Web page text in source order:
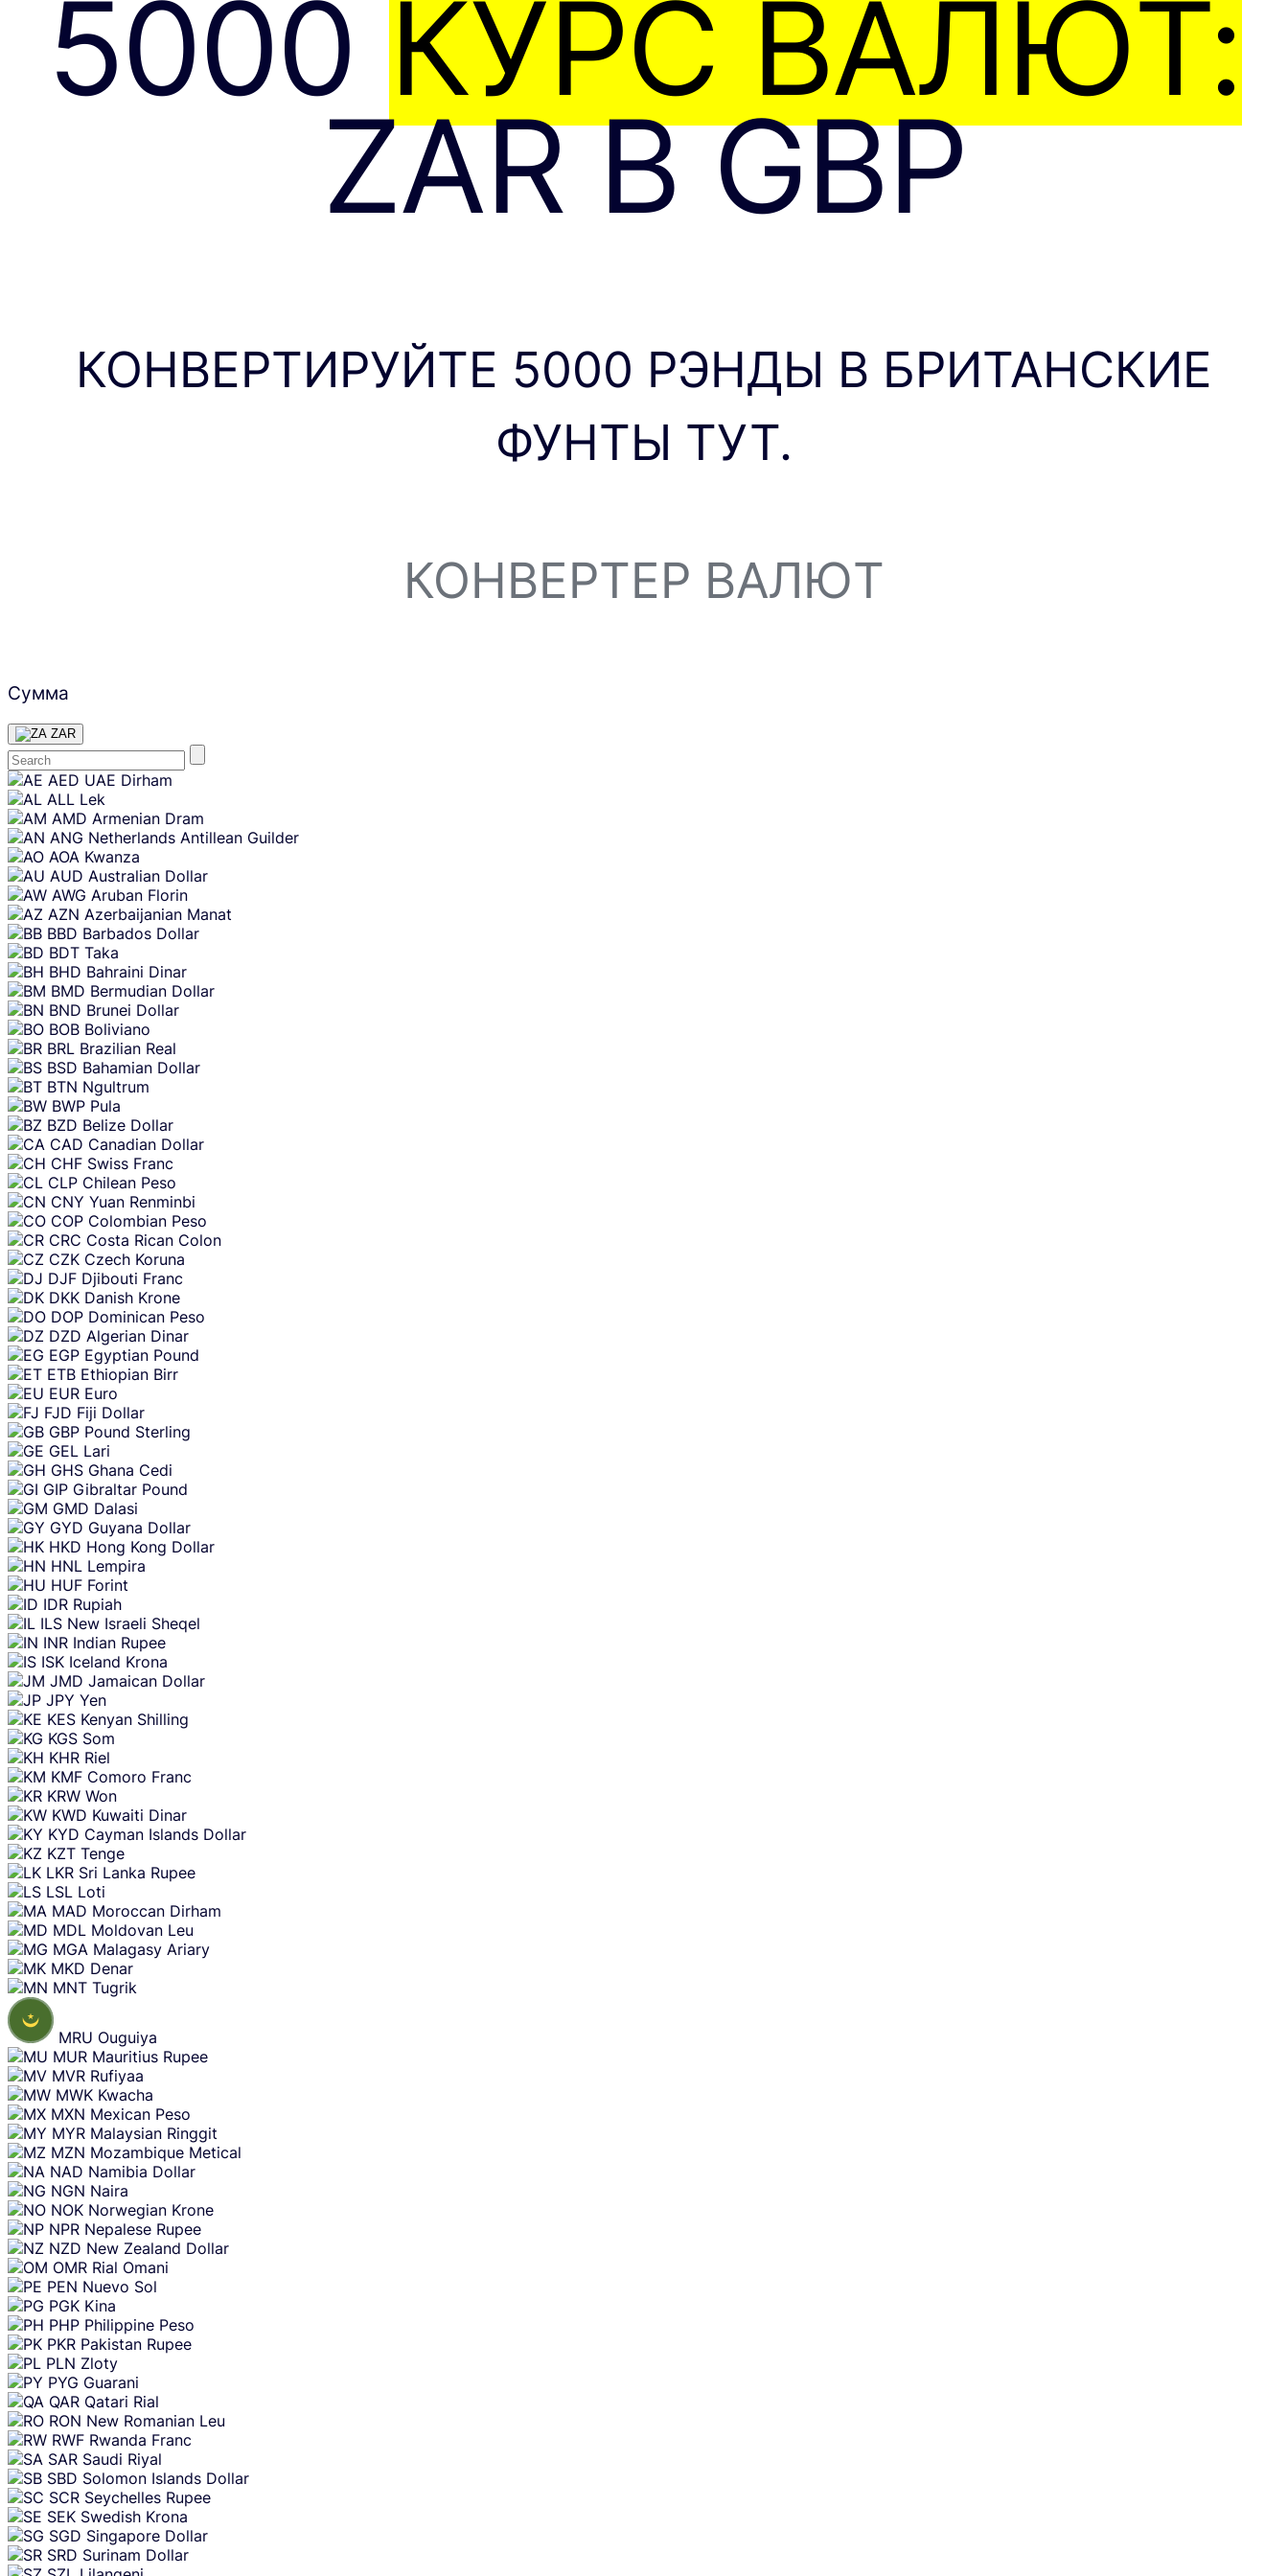
5000 КУРС ВАЛЮТ:
ZAR В GBP
КОНВЕРТИРУЙТЕ 5000 РЭНДЫ В БРИТАНСКИЕ
ФУНТЫ ТУТ.
КОНВЕРТЕР ВАЛЮТ
Сумма
ZAR
Skip
content
AED UAE Dirham
ALL Lek
AMD Armenian Dram
ANG Netherlands Antillean Guilder
AOA Kwanza
AUD Australian Dollar
AWG Aruban Florin
AZN Azerbaijanian Manat
BBD Barbados Dollar
BDT Taka
BHD Bahraini Dinar
BMD Bermudian Dollar
BND Brunei Dollar
BOB Boliviano
BRL Brazilian Real
BSD Bahamian Dollar
BTN Ngultrum
BWP Pula
BZD Belize Dollar
CAD Canadian Dollar
CHF Swiss Franc
CLP Chilean Peso
CNY Yuan Renminbi
COP Colombian Peso
CRC Costa Rican Colon
CZK Czech Koruna
DJF Djibouti Franc
DKK Danish Krone
DOP Dominican Peso
DZD Algerian Dinar
EGP Egyptian Pound
ETB Ethiopian Birr
EUR Euro
FJD Fiji Dollar
GBP Pound Sterling
GEL Lari
GHS Ghana Cedi
GIP Gibraltar Pound
GMD Dalasi
GYD Guyana Dollar
HKD Hong Kong Dollar
HNL Lempira
HUF Forint
IDR Rupiah
ILS New Israeli Sheqel
INR Indian Rupee
ISK Iceland Krona
JMD Jamaican Dollar
JPY Yen
KES Kenyan Shilling
KGS Som
KHR Riel
KMF Comoro Franc
KRW Won
KWD Kuwaiti Dinar
KYD Cayman Islands Dollar
KZT Tenge
LKR Sri Lanka Rupee
LSL Loti
MAD Moroccan Dirham
MDL Moldovan Leu
MGA Malagasy Ariary
MKD Denar
MNT Tugrik
MRU Ouguiya
MUR Mauritius Rupee
MVR Rufiyaa
MWK Kwacha
MXN Mexican Peso
MYR Malaysian Ringgit
MZN Mozambique Metical
NAD Namibia Dollar
NGN Naira
NOK Norwegian Krone
NPR Nepalese Rupee
NZD New Zealand Dollar
OMR Rial Omani
PEN Nuevo Sol
PGK Kina
PHP Philippine Peso
PKR Pakistan Rupee
PLN Zloty
PYG Guarani
QAR Qatari Rial
RON New Romanian Leu
RWF Rwanda Franc
SAR Saudi Riyal
SBD Solomon Islands Dollar
SCR Seychelles Rupee
SEK Swedish Krona
SGD Singapore Dollar
SRD Surinam Dollar